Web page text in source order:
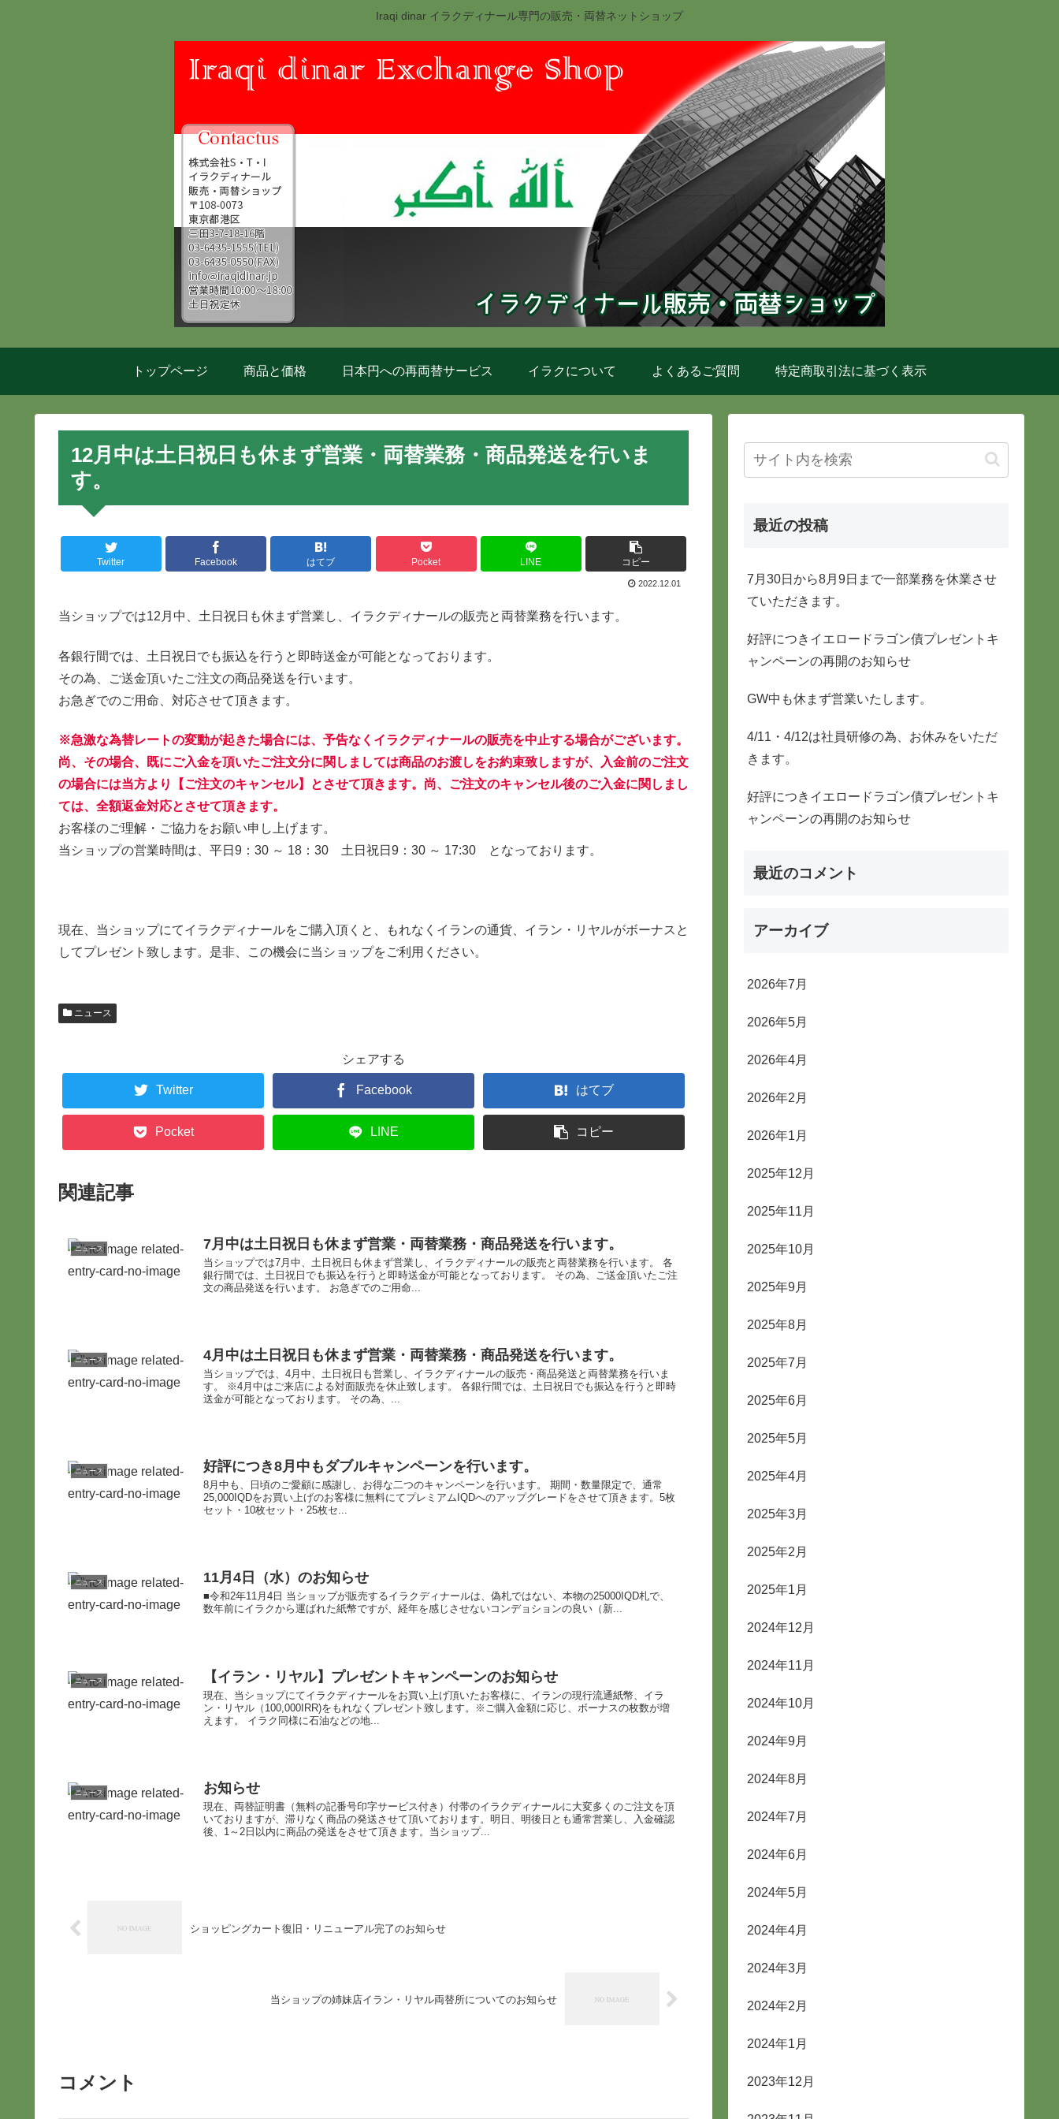
Iraqi dinar イラクディナール専門の販売・両替ネットショップ
トップページ 商品と価格 日本円への再両替サービス イラクについて よくあるご質問 特定商取引法に基づく表示
12月中は土日祝日も休まず営業・両替業務・商品発送を行いま
す。
Twitter Facebook はてブ Pocket LINE コピー
2022.12.01
当ショップでは12月中、土日祝日も休まず営業し、イラクディナールの販売と両替業務を行います。
各銀行間では、土日祝日でも振込を行うと即時送金が可能となっております。
その為、ご送金頂いたご注文の商品発送を行います。
お急ぎでのご用命、対応させて頂きます。
※急激な為替レートの変動が起きた場合には、予告なくイラクディナールの販売を中止する場合がございます。
尚、その場合、既にご入金を頂いたご注文分に関しましては商品のお渡しをお約束致しますが、入金前のご注文
の場合には当方より【ご注文のキャンセル】とさせて頂きます。尚、ご注文のキャンセル後のご入金に関しまし
ては、全額返金対応とさせて頂きます。
お客様のご理解・ご協力をお願い申し上げます。
当ショップの営業時間は、平日9：30 ～ 18：30 土日祝日9：30 ～ 17:30 となっております。
現在、当ショップにてイラクディナールをご購入頂くと、もれなくイランの通貨、イラン・リヤルがボーナスと
してプレゼント致します。是非、この機会に当ショップをご利用ください。
ニュース
シェアする
Twitter Facebook はてブ
Pocket LINE コピー
関連記事
ニュース 7月中は土日祝日も休まず営業・両替業務・商品発送を行います。
当ショップでは7月中、土日祝日も休まず営業し、イラクディナールの販売と両替業務を行います。 各
銀行間では、土日祝日でも振込を行うと即時送金が可能となっております。 その為、ご送金頂いたご注
文の商品発送を行います。 お急ぎでのご用命...
ニュース 4月中は土日祝日も休まず営業・両替業務・商品発送を行います。
当ショップでは、4月中、土日祝日も営業し、イラクディナールの販売・商品発送と両替業務を行いま
す。 ※4月中はご来店による対面販売を休止致します。 各銀行間では、土日祝日でも振込を行うと即時
送金が可能となっております。 その為、...
ニュース 好評につき8月中もダブルキャンペーンを行います。
8月中も、日頃のご愛顧に感謝し、お得な二つのキャンペーンを行います。 期間・数量限定で、通常
25,000IQDをお買い上げのお客様に無料にてプレミアムIQDへのアップグレードをさせて頂きます。5枚
セット・10枚セット・25枚セ...
ニュース 11月4日（水）のお知らせ
■令和2年11月4日 当ショップが販売するイラクディナールは、偽札ではない、本物の25000IQD札で、
数年前にイラクから運ばれた紙幣ですが、経年を感じさせないコンデョションの良い（新...
ニュース 【イラン・リヤル】プレゼントキャンペーンのお知らせ
現在、当ショップにてイラクディナールをお買い上げ頂いたお客様に、イランの現行流通紙幣、イラ
ン・リヤル（100,000IRR)をもれなくプレゼント致します。※ご購入金額に応じ、ボーナスの枚数が増
えます。 イラク同様に石油などの地...
ニュース お知らせ
現在、両替証明書（無料の記番号印字サービス付き）付帯のイラクディナールに大変多くのご注文を頂
いておりますが、滞りなく商品の発送させて頂いております。明日、明後日とも通常営業し、入金確認
後、1～2日以内に商品の発送をさせて頂きます。当ショップ...
ショッピングカート復旧・リニューアル完了のお知らせ
当ショップの姉妹店イラン・リヤル両替所についてのお知らせ
コメント
最近の投稿
7月30日から8月9日まで一部業務を休業させ
ていただきます。
好評につきイエロードラゴン債プレゼントキ
ャンペーンの再開のお知らせ
GW中も休まず営業いたします。
4/11・4/12は社員研修の為、お休みをいただ
きます。
好評につきイエロードラゴン債プレゼントキ
ャンペーンの再開のお知らせ
最近のコメント
アーカイブ
2026年7月
2026年5月
2026年4月
2026年2月
2026年1月
2025年12月
2025年11月
2025年10月
2025年9月
2025年8月
2025年7月
2025年6月
2025年5月
2025年4月
2025年3月
2025年2月
2025年1月
2024年12月
2024年11月
2024年10月
2024年9月
2024年8月
2024年7月
2024年6月
2024年5月
2024年4月
2024年3月
2024年2月
2024年1月
2023年12月